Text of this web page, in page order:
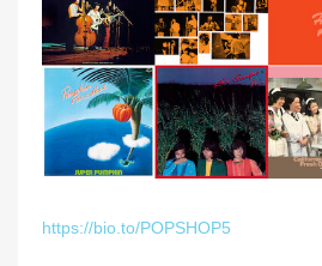
https://bio.to/POPSHOP5